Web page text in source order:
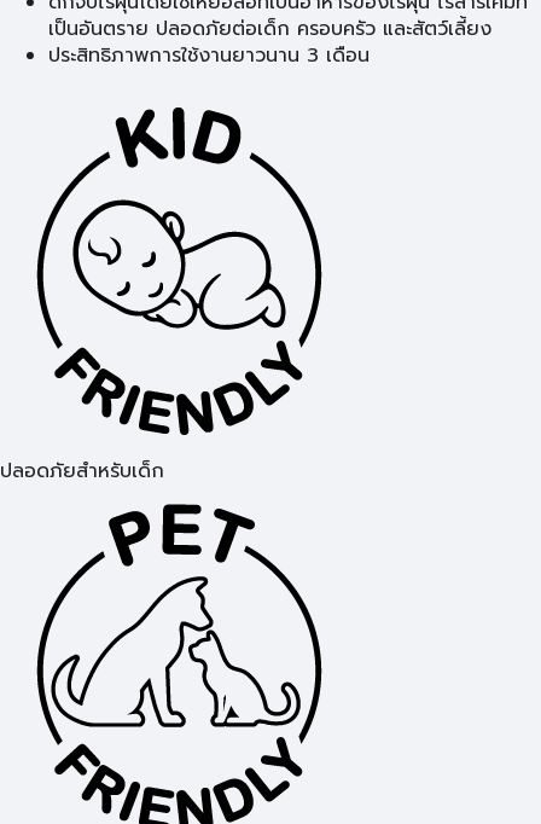
เป็นอันตราย ปลอดภัยต่อเด็ก ครอบครัว และสัตว์เลี้ยง
ประสิทธิภาพการใช้งานยาวนาน 3 เดือน
ปลอดภัยสำหรับเด็ก